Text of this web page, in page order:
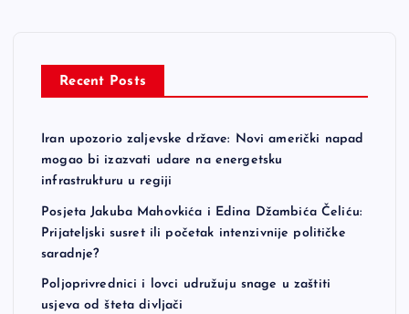
Recent Posts
Iran upozorio zaljevske države: Novi američki napad
mogao bi izazvati udare na energetsku
infrastrukturu u regiji
Posjeta Jakuba Mahovkića i Edina Džambića Čeliću:
Prijateljski susret ili početak intenzivnije političke
saradnje?
Poljoprivrednici i lovci udružuju snage u zaštiti
usjeva od šteta divljači